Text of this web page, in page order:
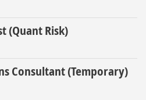
(Quant Risk)
Consultant (Temporary)